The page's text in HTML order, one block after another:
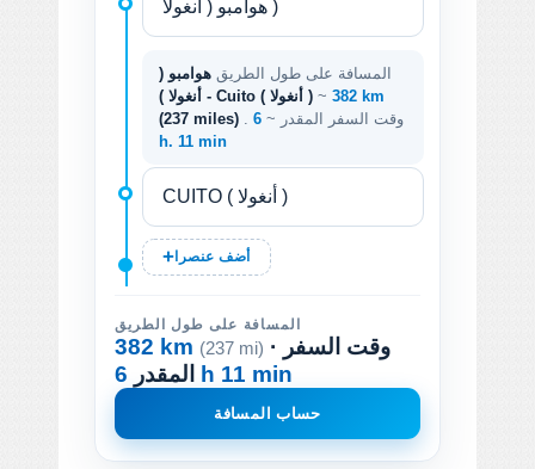
المسافة على طول الطريق هوامبو (
أنغولا ) - Cuito ( أنغولا ) ~
382 km
(237 miles)
. وقت السفر المقدر ~ 6
h. 11 min
أضف عنصرا
المسافة على طول الطريق
382 km (237 mi) · وقت السفر
المقدر 6 h 11 min
حساب المسافة